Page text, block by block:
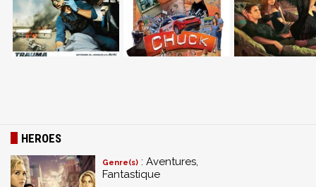
HEROES
Genre(s) : Aventures,
Fantastique